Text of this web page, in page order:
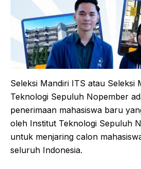
Seleksi Mandiri ITS atau Seleksi
Teknologi Sepuluh Nopember
penerimaan mahasiswa baru
oleh Institut Teknologi Sepuluh
untuk menjaring calon
seluruh Indonesia.